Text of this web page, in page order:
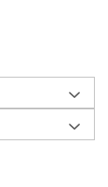
AidaArt
femei